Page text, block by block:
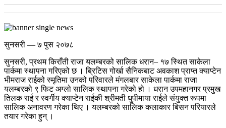
सुनसरी — ७ पुस २०७८
सुनसरी, प्रथम किराँती राजा यलम्बरको सालिक धरान– १७ स्थित साकेला
पार्कमा स्थापना गरिएको छ । ब्रिटिस गोर्खा सैनिकबाट अवकाश प्राप्त क्याप्टेन
भीमराज राईको स्मृतिमा उनको परिवारले मंगलबार साकेला पार्कमा राजा
यलम्बरको ९ फिट अग्लो सालिक स्थापना गरेको हो । धरान उपमहानगर प्रमुख
तिलक राई र स्वर्गीय क्याप्टेन राईकी श्रीमती धुपीमाया राईले संयुक्त रूपमा
सालिक अनावरण गरेका थिए । यलम्बरको सालिक कलाकार बिसन परियारले
तयार गरेका हुन् ।